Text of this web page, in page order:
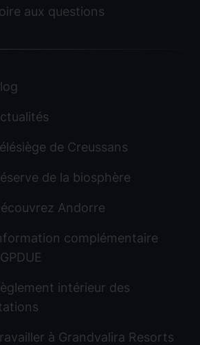
aux questions
de Creussans
de la biosphère
Andorre
complémentaire
intérieur des
à Grandvalira Resorts